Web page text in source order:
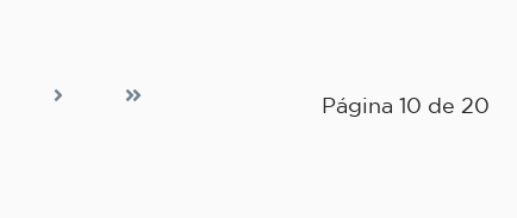
Página 10 de 20